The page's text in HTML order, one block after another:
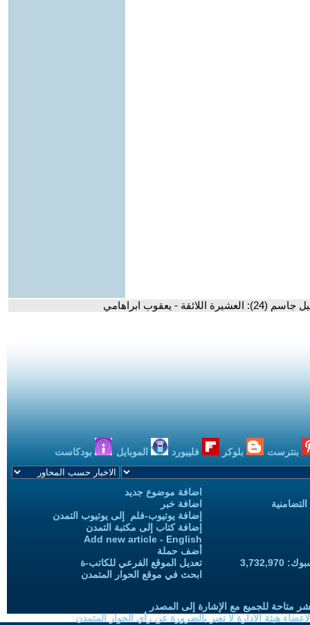
اللائقة - يعقوب ابراهامي
بنترست بلوكر فليبورد الموبايل بودكاست
اضافة موضوع جديد
اضافة خبر
إضافة يوتيوب-فلم إلى يوتيوب التمدن
إضافة كتاب إلى مكتبة التمدن
Add new article - English
أضف حملة
تعديل الموقع الفرعي للكاتب-ة
ابحث في موقع الحوار المتمدن
متاحة للجميع مع الإشارة إلى المصدر
هيئة الادارة لا تعبر بالضرورة عن رأي الحوار المتمدن